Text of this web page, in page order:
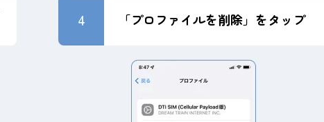
4 「プロファイルを削除」をタップ